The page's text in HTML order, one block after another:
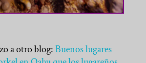
a otro blog:Buenos lugares